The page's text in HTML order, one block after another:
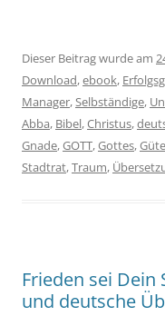
Dieser Beitrag wurde am
Download,ebook,
Manager,Selbständige,
Abba, Bibel,Christus,
Gnade,GOTT,Gottes,Güte
Stadtrat,Traum,
Frieden sei Dein
und deutsche